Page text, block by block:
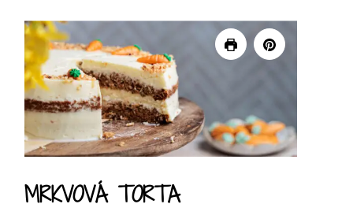
MRKVOVÁ TORTA